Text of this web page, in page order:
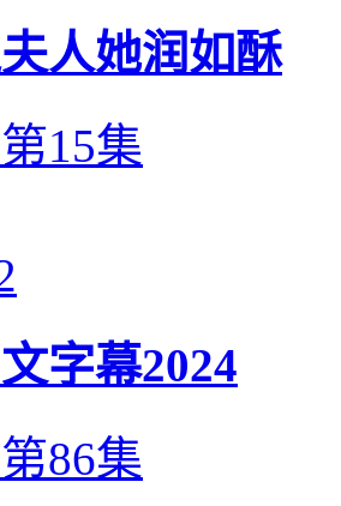
人她润如酥
15集
字幕2024
86集